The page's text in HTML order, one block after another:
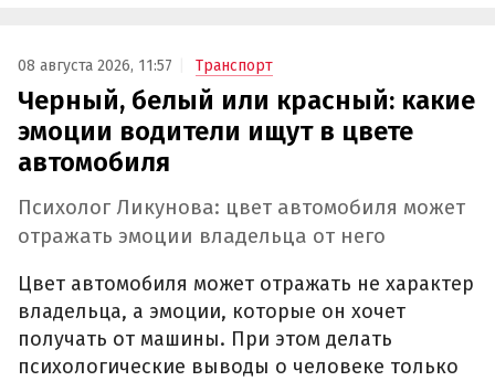
08 августа 2026, 11:57 Транспорт
Черный, белый или красный: какие
эмоции водители ищут в цвете
автомобиля
Психолог Ликунова: цвет автомобиля может
отражать эмоции владельца от него
Цвет автомобиля может отражать не характер
владельца, а эмоции, которые он хочет
получать от машины. При этом делать
психологические выводы о человеке только